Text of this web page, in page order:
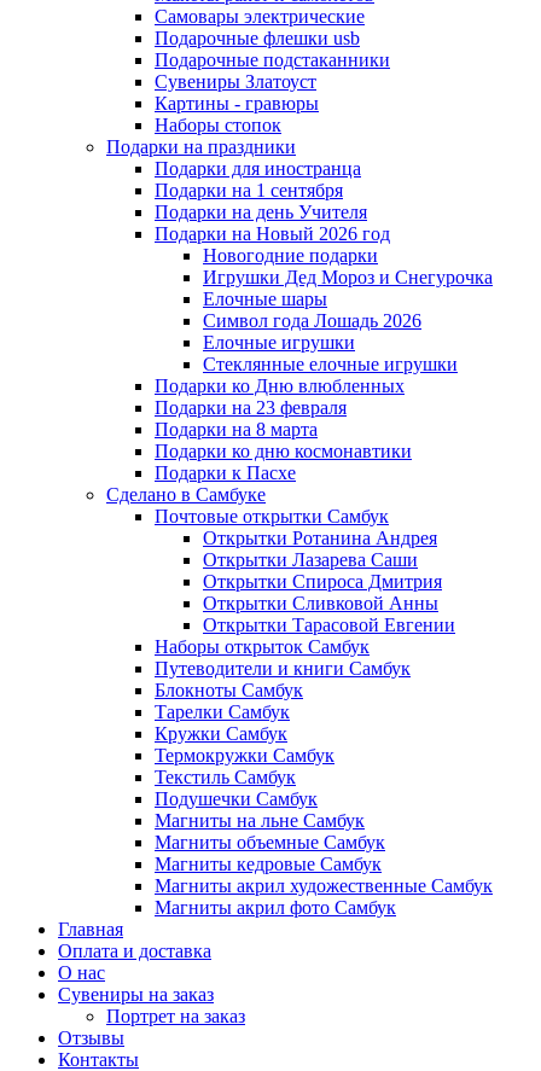
Самовары электрические
Подарочные флешки usb
Подарочные подстаканники
Сувениры Златоуст
Картины - гравюры
Наборы стопок
Подарки на праздники
Подарки для иностранца
Подарки на 1 сентября
Подарки на день Учителя
Подарки на Новый 2026 год
Новогодние подарки
Игрушки Дед Мороз и Снегурочка
Елочные шары
Символ года Лошадь 2026
Елочные игрушки
Стеклянные елочные игрушки
Подарки ко Дню влюбленных
Подарки на 23 февраля
Подарки на 8 марта
Подарки ко дню космонавтики
Подарки к Пасхе
Сделано в Самбуке
Почтовые открытки Самбук
Открытки Ротанина Андрея
Открытки Лазарева Саши
Открытки Спироса Дмитрия
Открытки Сливковой Анны
Открытки Тарасовой Евгении
Наборы открыток Самбук
Путеводители и книги Самбук
Блокноты Самбук
Тарелки Самбук
Кружки Самбук
Термокружки Самбук
Текстиль Самбук
Подушечки Самбук
Магниты на льне Самбук
Магниты объемные Самбук
Магниты кедровые Самбук
Магниты акрил художественные Самбук
Магниты акрил фото Самбук
Главная
Оплата и доставка
О нас
Сувениры на заказ
Портрет на заказ
Отзывы
Контакты